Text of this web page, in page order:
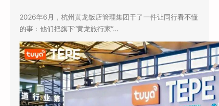
2026年6月，杭州黄龙饭店管理集团干了一件让同行看不懂
的事：他们把旗下”黄龙旅行家”…